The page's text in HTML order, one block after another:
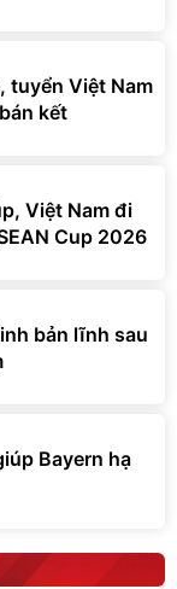
tuyển Việt Nam
kết
Việt Nam đi
Cup 2026
bản lĩnh sau
Bayern hạ